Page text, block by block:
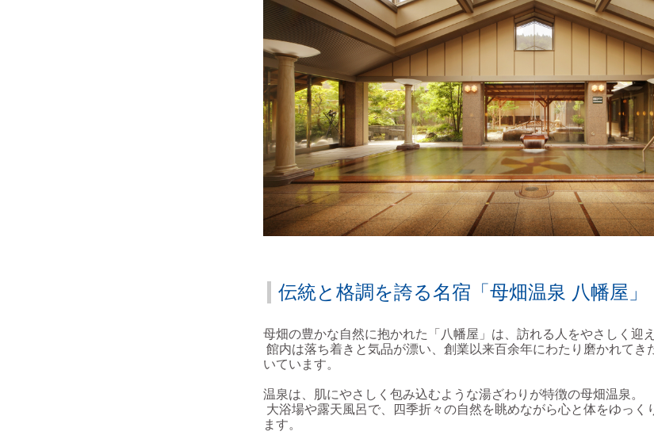
伝統と格調を誇る名宿「母畑温泉 八幡屋」
母畑の豊かな自然に抱かれた「八幡屋」は、訪れる人をやさしく迎
館内は落ち着きと気品が漂い、創業以来百余年にわたり磨かれてき
いています。
温泉は、肌にやさしく包み込むような湯ざわりが特徴の母畑温泉。
大浴場や露天風呂で、四季折々の自然を眺めながら心と体をゆっく
ます。